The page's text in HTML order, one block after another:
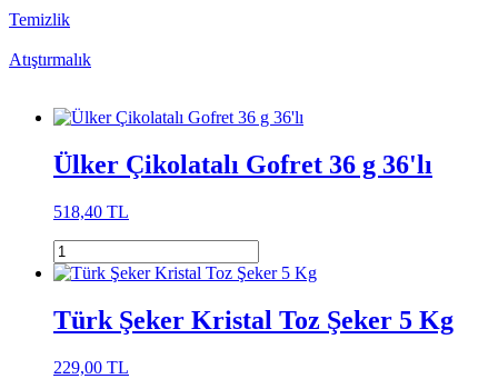
Temizlik
Atıştırmalık
Ülker Çikolatalı Gofret 36 g 36'lı
518,40 TL
Türk Şeker Kristal Toz Şeker 5 Kg
229,00 TL